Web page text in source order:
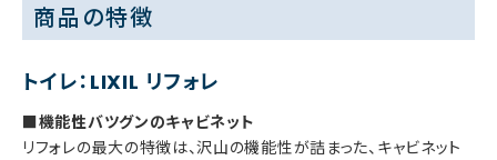
商品の特徴
トイレ：LIXIL リフォレ
■機能性バツグンのキャビネット
リフォレの最大の特徴は、沢山の機能性が詰まった、キャビネット